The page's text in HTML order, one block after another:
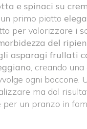
e spinaci su
primo piatto
per valorizzare i
del
asparagi frullati
, creando
ogni boccone.
ma dal
per un pranzo in